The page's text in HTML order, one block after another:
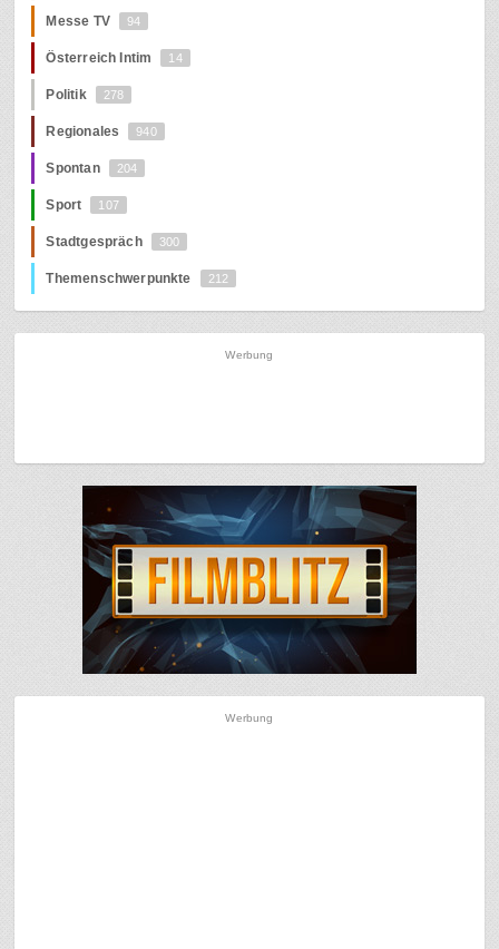
Messe TV 94
Österreich Intim 14
Politik 278
Regionales 940
Spontan 204
Sport 107
Stadtgespräch 300
Themenschwerpunkte 212
Werbung
Werbung